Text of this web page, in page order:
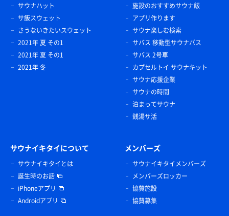
サウナハット
サ飯スウェット
さうないきたいスウェット
2021年 夏 その1
2021年 夏 その1
2021年 冬
施設のおすすめサウナ飯
アプリ作ります
サウナ楽しむ検索
サバス 移動型サウナバス
サバス 2号車
カプセルトイ サウナキット
サウナ応援企業
サウナの時間
泊まってサウナ
銭湯サ活
サウナイキタイについて
サウナイキタイとは
誕生時のお話
iPhoneアプリ
Androidアプリ
メンバーズ
サウナイキタイメンバーズ
メンバーズロッカー
協賛施設
協賛募集